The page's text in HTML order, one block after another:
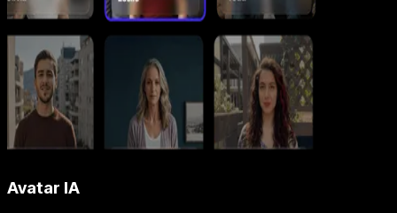
Avatar IA